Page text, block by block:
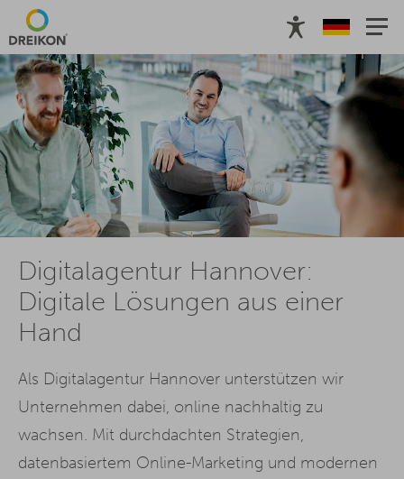
Digitalagentur Hannover:
Digitale Lösungen aus einer
Hand
Als Digitalagentur Hannover unterstützen wir
Unternehmen dabei, online nachhaltig zu
wachsen. Mit durchdachten Strategien,
datenbasiertem Online-Marketing und modernen